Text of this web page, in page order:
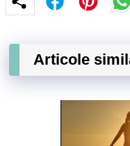
Articole